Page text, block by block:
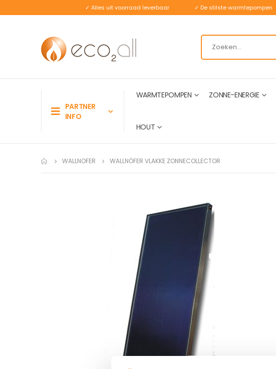
✓ Alles uit voorraad leverbaar ✓ De stilste warmtepompen
PARTNER
INFO
WARMTEPOMPEN ZONNE-ENERGIE
HOUT
WALLNOFER WALLNÖFER VLAKKE ZONNECOLLECTOR